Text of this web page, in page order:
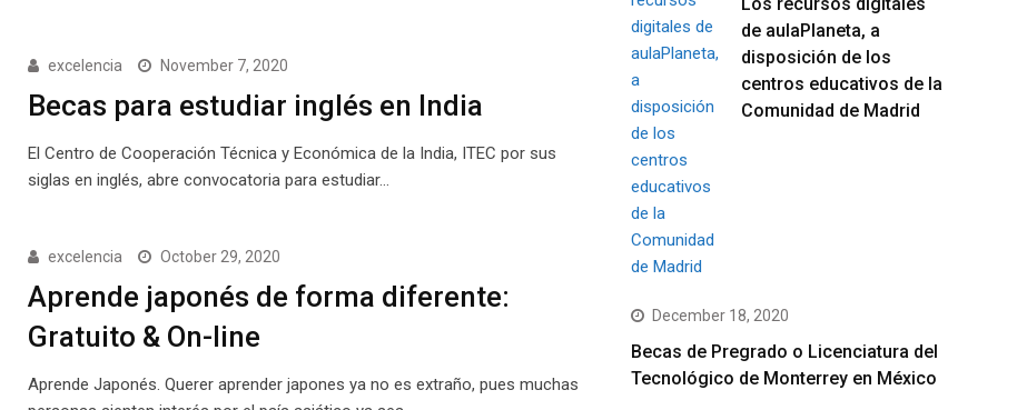
excelencia November 7, 2020
Becas para estudiar inglés en India
El Centro de Cooperación Técnica y Económica de la India, ITEC por sus
siglas en inglés, abre convocatoria para estudiar…
excelencia October 29, 2020
Aprende japonés de forma diferente:
Gratuito & On-line
Aprende Japonés. Querer aprender japones ya no es extraño, pues muchas
de aulaPlaneta, a
disposición de los
centros educativos de la
Comunidad de Madrid
December 18, 2020
Becas de Pregrado o Licenciatura del
Tecnológico de Monterrey en México